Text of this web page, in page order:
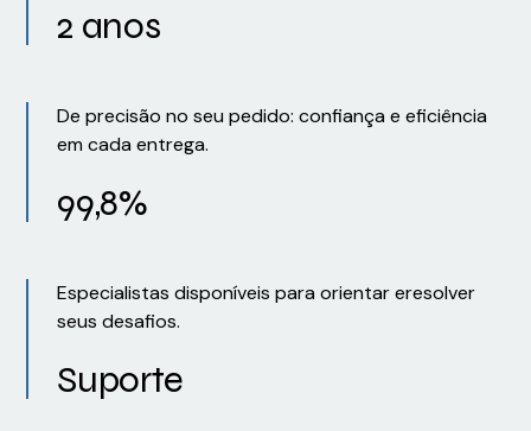
2 anos
De precisão no seu pedido: confiança e eficiência
em cada entrega.
99,8%
Especialistas disponíveis para orientar eresolver
seus desafios.
Suporte